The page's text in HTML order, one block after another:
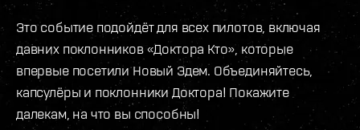
Это событие подойдёт для всех пилотов, включая
давних поклонников «Доктора Кто», которые
впервые посетили Новый Эдем. Объединяйтесь,
капсулёры и поклонники Доктора! Покажите
далекам, на что вы способны!